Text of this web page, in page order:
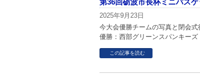
第36回砺波市長杯ミニバス
2025年9月23日
今大会優勝チームの写真と閉会
優勝：西部グリーンスパンキー
この記事を読む